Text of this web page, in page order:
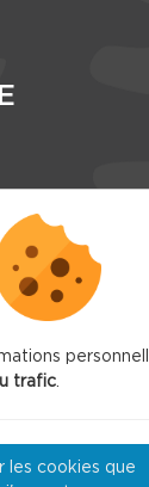
trafic.
les cookies que